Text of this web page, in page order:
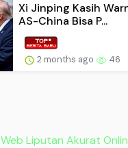
Xi Jinping Kasih
AS-China Bisa P...
2 months ago 46
Web Liputan Akurat